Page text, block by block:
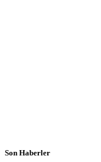
Son Haberler